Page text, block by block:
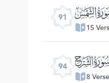
91
15
94
8